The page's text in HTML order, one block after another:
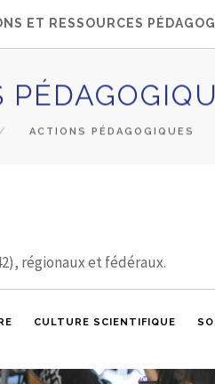
ET RESSOURCES
ACTIONS PÉDAGOGIQUES
régionaux et fédéraux.
CULTURE SCIENTIFIQUE